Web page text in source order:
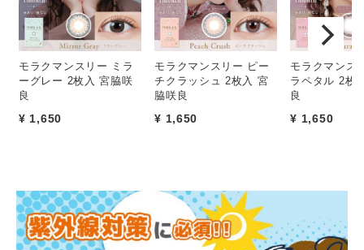
モラクマンスリー ミラ
ーグレー 2枚入 宮脇咲
良
¥ 1,650
モラクマンスリー ピー
チクラッシュ 2枚入 宮
脇咲良
¥ 1,650
モラクマンス
ラペタル 2枚
良
¥ 1,650